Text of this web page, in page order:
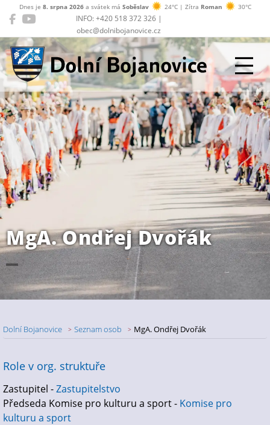
INFO: +420 518 372 326 |
obec@dolnibojanovice.cz
Dnes je 8. srpna 2026a svátek má Soběslav 24°C | Zítra Roman 30°C
Dolní Bojanovice
MgA. Ondřej Dvořák
Dolní Bojanovice Seznam osob MgA. Ondřej Dvořák
Role v org. struktuře
Zastupitel -Zastupitelstvo
Předseda Komise pro kulturu a sport - Komise pro
kulturu a sport